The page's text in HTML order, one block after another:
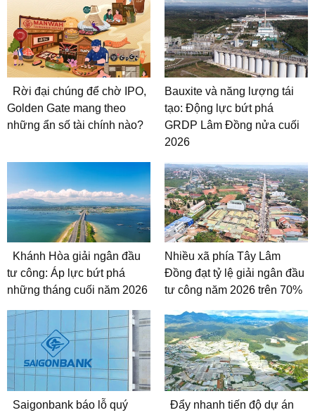
Rời đại chúng để chờ IPO,
Golden Gate mang theo
những ẩn số tài chính nào?
Bauxite và năng lượng tái
tạo: Động lực bứt phá
GRDP Lâm Đồng nửa cuối
2026
Khánh Hòa giải ngân đầu
tư công: Áp lực bứt phá
những tháng cuối năm 2026
Nhiều xã phía Tây Lâm
Đồng đạt tỷ lệ giải ngân đầu
tư công năm 2026 trên 70%
Saigonbank báo lỗ quý
Đẩy nhanh tiến độ dự án